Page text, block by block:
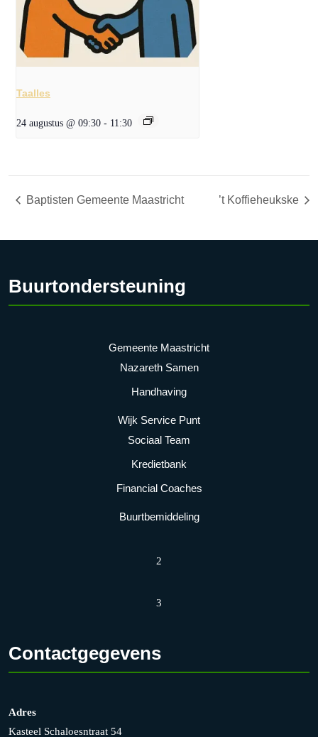
Taalles
24 augustus @ 09:30 - 11:30
Baptisten Gemeente Maastricht ’t Koffieheukske
Buurtondersteuning
Gemeente Maastricht
Nazareth Samen
Handhaving
Wijk Service Punt
Sociaal Team
Kredietbank
Financial Coaches
Buurtbemiddeling
2
3
Contactgegevens
Adres
Kasteel Schaloesntraat 54